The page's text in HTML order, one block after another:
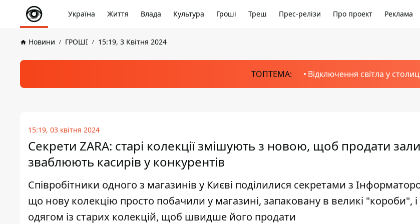
Україна Життя Влада Культура Гроші Треш Прес-релізи Про проект Реклама
Новини ГРОШІ 15:19, 3 Квітня 2024
ТОПТЕМА: Відключення світла у
15:19, 03 квітня 2024
Секрети ZARA: старі колекції змішують з новою, щоб продати
зваблюють касирів у конкурентів
Співробітники одного з магазинів у Києві поділилися секретами з
що нову колекцію просто побачили у магазині, запаковану в великі "короби", і
одягом із старих колекцій, щоб швидше його продати